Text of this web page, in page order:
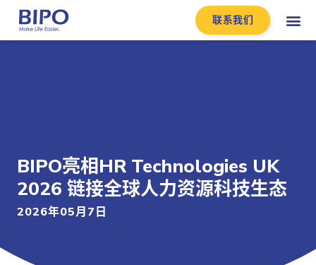
联系我们
BIPO亮相HR Technologies UK
2026 链接全球人力资源科技生态
2026年05月7日